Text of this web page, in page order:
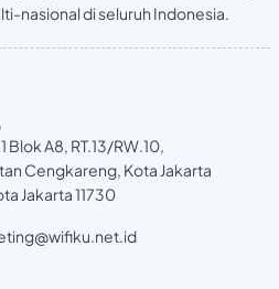
nasional di seluruh Indonesia.
Blok A8, RT.13/RW.10,
Cengkareng, Kota Jakarta
Jakarta 11730